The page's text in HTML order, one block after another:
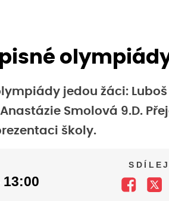
jedou žáci: Luboš
Smolová 9.D.
školy.
13:00